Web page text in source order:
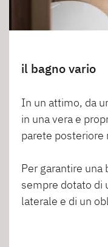
il bagno vario
In un attimo, da
in una vera e
parete posteriore
Per garantire una
sempre dotato di
laterale e di un